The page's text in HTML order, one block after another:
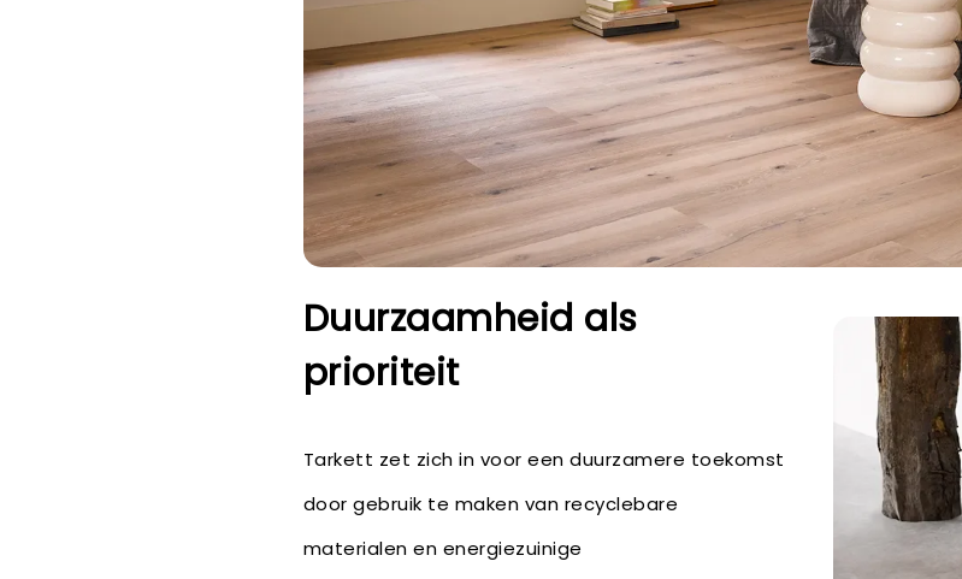
Duurzaamheid als
prioriteit
Tarkett zet zich in voor een duurzamere toekomst
door gebruik te maken van recyclebare
materialen en energiezuinige